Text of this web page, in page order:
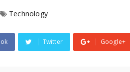
Technology
Twitter Google+